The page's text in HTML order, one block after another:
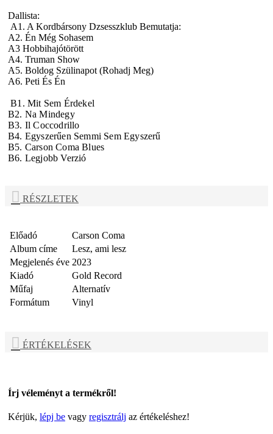
Dallista:
A1. A Kordbársony Dzsesszklub Bemutatja:
A2. Én Még Sohasem
A3 Hobbihajótörött
A4. Truman Show
A5. Boldog Szülinapot (Rohadj Meg)
A6. Peti És Én
B1. Mit Sem Érdekel
B2. Na Mindegy
B3. Il Coccodrillo
B4. Egyszerűen Semmi Sem Egyszerű
B5. Carson Coma Blues
B6. Legjobb Verzió
RÉSZLETEK
Előadó
Carson Coma
Album címe
Lesz, ami lesz
Megjelenés éve 2023
Kiadó
Gold Record
Műfaj
Alternatív
Formátum
Vinyl
ÉRTÉKELÉSEK
Írj véleményt a termékről!
Kérjük, lépj be vagy regisztrálj az értékeléshez!